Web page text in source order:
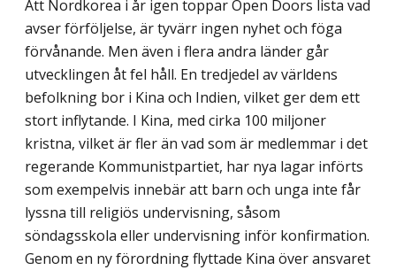
Att Nordkorea i år igen toppar Open Doors lista vad
avser förföljelse, är tyvärr ingen nyhet och föga
förvånande. Men även i flera andra länder går
utvecklingen åt fel håll. En tredjedel av världens
befolkning bor i Kina och Indien, vilket ger dem ett
stort inflyt­ande. I Kina, med cirka 100 miljoner
kristna, vilket är fler än vad som är medlemmar i det
regerande Kommunistpartiet, har nya lagar införts
som exempelvis innebär att barn och unga inte får
lyssna till religiös undervisning, såsom
söndagsskola eller undervis­ning inför konfirmation.
Genom en ny förordning flyttade Kina över ansvaret